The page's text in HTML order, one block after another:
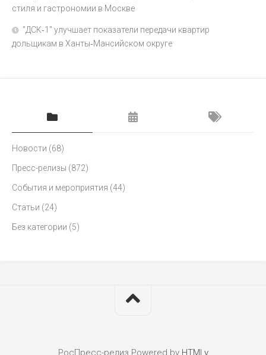
стиля и гастрономии в Москве
"ДСК‑1" улучшает показатели передачи квартир
дольщикам в Ханты‑Мансийском округе
Новости (68)
Пресс-релизы (872)
События и мероприятия (44)
Статьи (24)
Без категории (5)
РосПресс-релиз Powered by HTMLy